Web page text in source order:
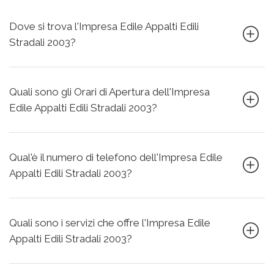
Dove si trova l'Impresa Edile Appalti Edili
Stradali 2003?
Quali sono gli Orari di Apertura dell'Impresa
Edile Appalti Edili Stradali 2003?
Qual'è il numero di telefono dell'Impresa Edile
Appalti Edili Stradali 2003?
Quali sono i servizi che offre l'Impresa Edile
Appalti Edili Stradali 2003?